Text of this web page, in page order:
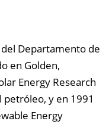
Departamento de
en Golden,
Energy Research
petróleo, y en 1991
Energy